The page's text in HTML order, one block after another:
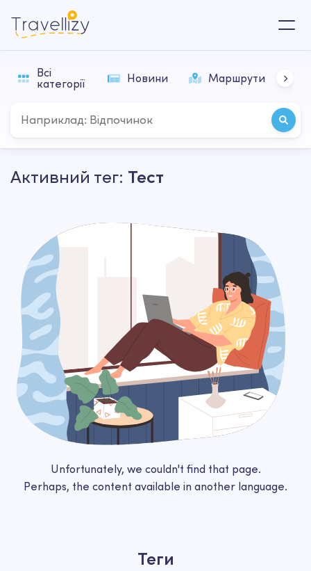
Всі
категорії
Новини Маршрути
Активний тег: Тест
Unfortunately, we couldn't find that page.
Perhaps, the content available in another language.
Теги